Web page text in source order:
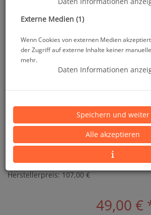
ID - iPix A6 housing for iphone 6
Herstellerpreis: 107,00 €
49,00 €
Externe Medien (1)
Wenn Cookies von externen Medien
der Zugriff auf externe Inhalte keiner
mehr.
Daten Informationen
Speichern und weiter
Alle akzeptieren